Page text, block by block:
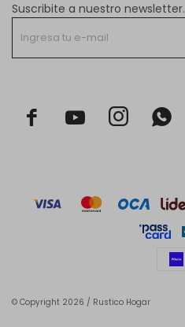
Suscribite a nuestro newsletter.
  
© Copyright 2026 / Rustico Hogar